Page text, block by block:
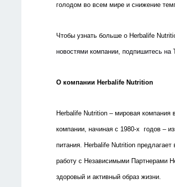
голодом во всем мире и снижение
Чтобы узнать больше о Herbalife
новостями компании, подпишитесь на
О компании Herbalife Nutrition
Herbalife Nutrition – мировая компания
компании, начиная с 1980-х годов –
питания. Herbalife Nutrition предлагает
работу с Независимыми Партнерами
здоровый и активный образ жизни.